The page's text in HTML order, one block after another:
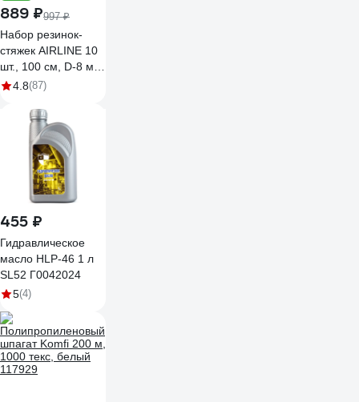
889 ₽997 ₽
Набор резинок-
стяжек AIRLINE 10
шт., 100 см, D-8 мм,
металлические
4.8(87)
455 ₽
Гидравлическое
масло HLP-46 1 л
SL52 Г0042024
5(4)